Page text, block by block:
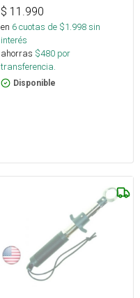
$ 11.990
en 6cuotas de $1.998sin
interés
ahorras $480 por
transferencia.
Disponible